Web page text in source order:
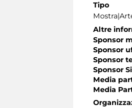
Tipo
Altre
Sponsor
Sponsor
Sponsor
Sponsor
Media
Media